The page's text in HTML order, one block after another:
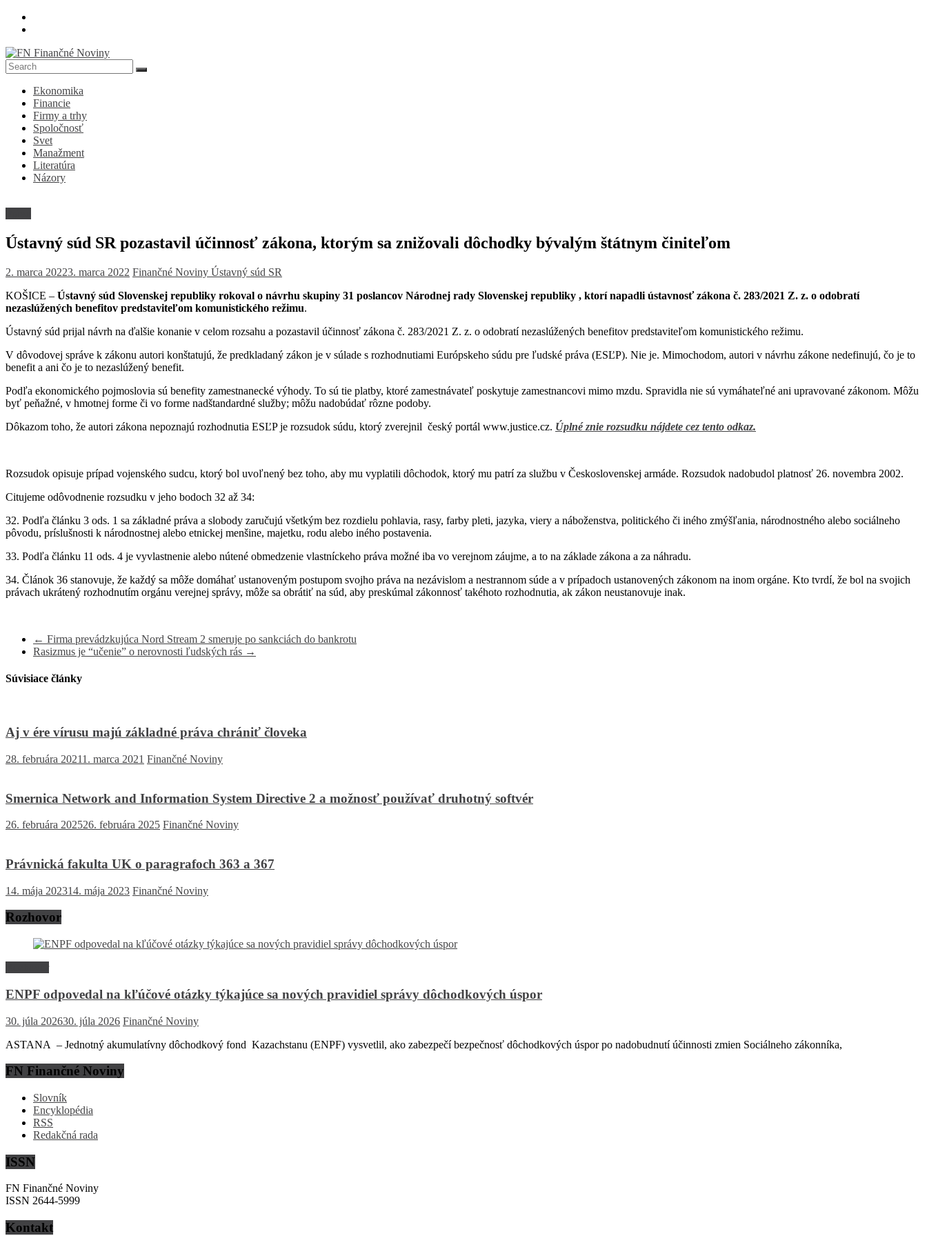
Skip
FN
Finančné
Noviny
Denník
ekonomike
spoločnosti
Ekonomika
Financie
Firmy a trhy
Spoločnosť
Svet
Manažment
Literatúra
Názory
Ústavný súd SR pozastavil účinnosť zákona, ktorým sa znižovali dôchodky bývalým štátnym činiteľom
2. marca 20223. marca 2022 Finančné Noviny Ústavný súd SR
KOŠICE – Ústavný súd Slovenskej republiky rokoval o návrhu skupiny 31 poslancov Národnej rady Slovenskej republiky , ktorí napadli ústavnosť zákona č. 283/2021 Z. z. o odobratí
nezaslúžených benefitov predstaviteľom komunistického režimu.
Ústavný súd prijal návrh na ďalšie konanie v celom rozsahu a pozastavil účinnosť zákona č. 283/2021 Z. z. o odobratí nezaslúžených benefitov predstaviteľom komunistického režimu.
V dôvodovej správe k zákonu autori konštatujú, že predkladaný zákon je v súlade s rozhodnutiami Európskeho súdu pre ľudské práva (ESĽP). Nie je. Mimochodom, autori v návrhu zákone nedefinujú, čo je to
benefit a ani čo je to nezaslúžený benefit.
Podľa ekonomického pojmoslovia sú benefity zamestnanecké výhody. To sú tie platby, ktoré zamestnávateľ poskytuje zamestnancovi mimo mzdu. Spravidla nie sú vymáhateľné ani upravované zákonom. Môžu
byť peňažné, v hmotnej forme či vo forme nadštandardné služby; môžu nadobúdať rôzne podoby.
Dôkazom toho, že autori zákona nepoznajú rozhodnutia ESĽP je rozsudok súdu, ktorý zverejnil český portál www.justice.cz. Úplné znie rozsudku nájdete cez tento odkaz.
Rozsudok opisuje prípad vojenského sudcu, ktorý bol uvoľnený bez toho, aby mu vyplatili dôchodok, ktorý mu patrí za službu v Československej armáde. Rozsudok nadobudol platnosť 26. novembra 2002.
Citujeme odôvodnenie rozsudku v jeho bodoch 32 až 34:
32. Podľa článku 3 ods. 1 sa základné práva a slobody zaručujú všetkým bez rozdielu pohlavia, rasy, farby pleti, jazyka, viery a náboženstva, politického či iného zmýšľania, národnostného alebo sociálneho
pôvodu, príslušnosti k národnostnej alebo etnickej menšine, majetku, rodu alebo iného postavenia.
33. Podľa článku 11 ods. 4 je vyvlastnenie alebo nútené obmedzenie vlastníckeho práva možné iba vo verejnom záujme, a to na základe zákona a za náhradu.
34. Článok 36 stanovuje, že každý sa môže domáhať ustanoveným postupom svojho práva na nezávislom a nestrannom súde a v prípadoch ustanovených zákonom na inom orgáne. Kto tvrdí, že bol na svojich
právach ukrátený rozhodnutím orgánu verejnej správy, môže sa obrátiť na súd, aby preskúmal zákonnosť takéhoto rozhodnutia, ak zákon neustanovuje inak.
← Firma prevádzkujúca Nord Stream 2 smeruje po sankciách do bankrotu
Rasizmus je “učenie” o nerovnosti ľudských rás →
Súvisiace články
Aj v ére vírusu majú zá­klad­né prá­va chrá­niť člo­ve­ka
28. februára 20211. marca 2021 Finančné Noviny
Smernica Network and Information System Directive 2 a možnosť používať druhotný softvér
26. februára 202526. februára 2025 Finančné Noviny
Právnická fakulta UK o paragrafoch 363 a 367
14. mája 202314. mája 2023 Finančné Noviny
Rozhovor
ENPF odpovedal na kľúčové otázky týkajúce sa nových pravidiel správy dôchodkových úspor
30. júla 202630. júla 2026 Finančné Noviny
ASTANA – Jednotný akumulatívny dôchodkový fond Kazachstanu (ENPF) vysvetlil, ako zabezpečí bezpečnosť dôchodkových úspor po nadobudnutí účinnosti zmien Sociálneho zákonníka,
FN Finančné Noviny
Slovník
Encyklopédia
RSS
Redakčná rada
ISSN
FN Finančné Noviny
ISSN 2644-5999
Kontakt